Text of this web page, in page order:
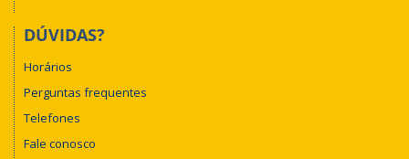
DÚVIDAS?
Horários
Perguntas frequentes
Telefones
Fale conosco